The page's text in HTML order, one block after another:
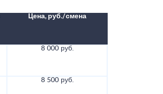
Цена, руб./смена
8 000 руб.
8 500 руб.